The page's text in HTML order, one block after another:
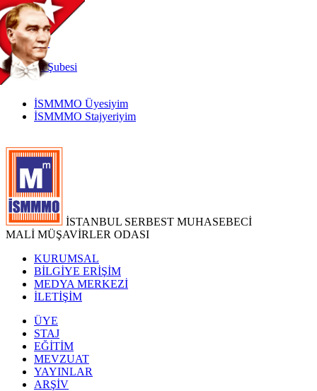
TR
|
EN
İnternetŞubesi
İSMMMO Üyesiyim
İSMMMO Stajyeriyim
İSTANBUL SERBEST MUHASEBECİ
MALİ MÜŞAVİRLER ODASI
KURUMSAL
BİLGİYE ERİŞİM
MEDYA MERKEZİ
İLETİŞİM
ÜYE
STAJ
EĞİTİM
MEVZUAT
YAYINLAR
ARŞİV